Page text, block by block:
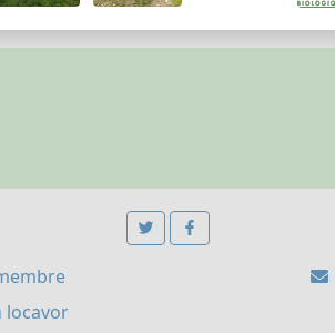
locavor